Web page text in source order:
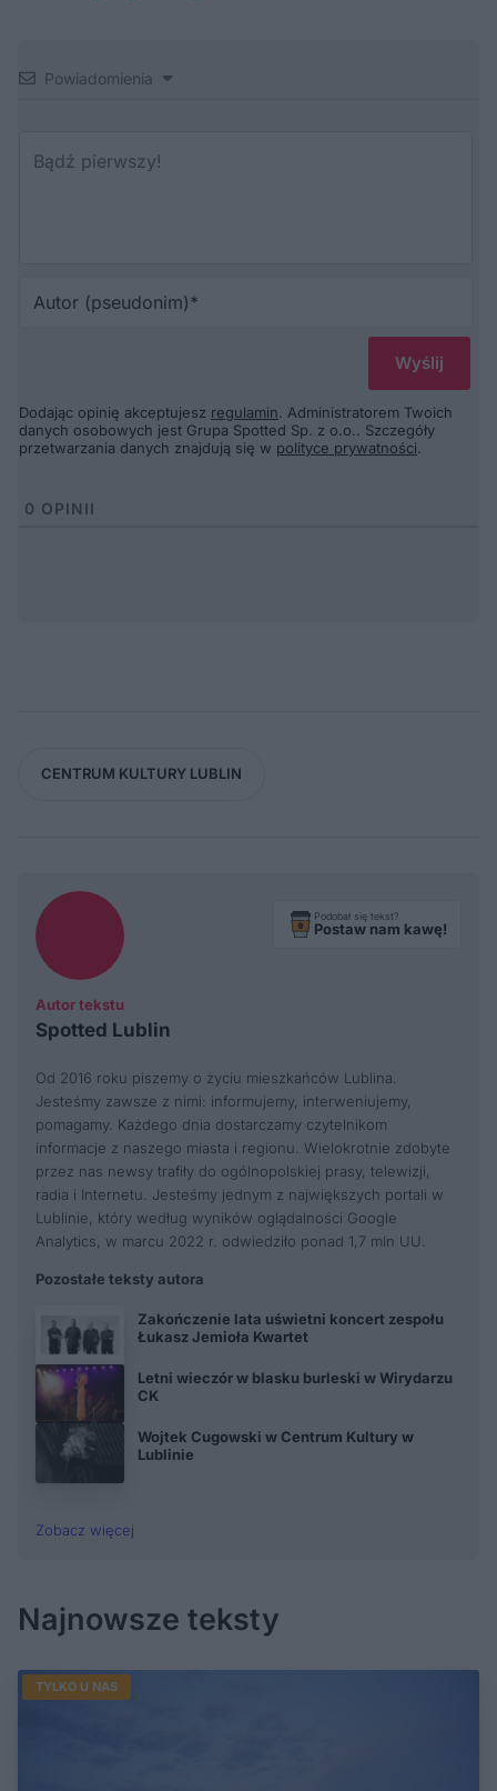
Powiadomienia
Dodając opinię akceptujesz regulamin. Administratorem Twoich
danych osobowych jest Grupa Spotted Sp. z o.o.. Szczegóły
przetwarzania danych znajdują się w polityce prywatności.
0 OPINII
CENTRUM KULTURY LUBLIN
Autor tekstu
Spotted Lublin
Podobał się tekst?
Postaw nam kawę!
Od 2016 roku piszemy o życiu mieszkańców Lublina.
Jesteśmy zawsze z nimi: informujemy, interweniujemy,
pomagamy. Każdego dnia dostarczamy czytelnikom
informacje z naszego miasta i regionu. Wielokrotnie zdobyte
przez nas newsy trafiły do ogólnopolskiej prasy, telewizji,
radia i Internetu. Jesteśmy jednym z największych portali w
Lublinie, który według wyników oglądalności Google
Analytics, w marcu 2022 r. odwiedziło ponad 1,7 mln UU.
Pozostałe teksty autora
Zakończenie lata uświetni koncert zespołu
Łukasz Jemioła Kwartet
Letni wieczór w blasku burleski w Wirydarzu
CK
Wojtek Cugowski w Centrum Kultury w
Lublinie
Zobacz więcej
Najnowsze teksty
TYLKO U NAS